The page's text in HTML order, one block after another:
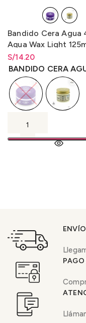
Bandido Cera Agua
Aqua Wax Light
S/14.20
Rango de precios:
S/14.20hastaS/14.20
BANDIDO CERA
PAGO